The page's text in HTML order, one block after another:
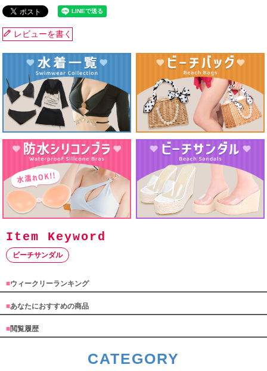
レビューを書く
ビーチサンダル
■ウィークリーランキング
■あなたにおすすめの商品
■閲覧履歴
CATEGORY